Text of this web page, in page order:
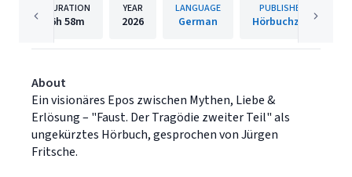
DURATION
6h 58m
YEAR
2026
LANGUAGE
German
PUBLISHER
Hörbuchzeit
About
Ein visionäres Epos zwischen Mythen, Liebe &
Erlösung – "Faust. Der Tragödie zweiter Teil" als
ungekürztes Hörbuch, gesprochen von Jürgen
Fritsche.